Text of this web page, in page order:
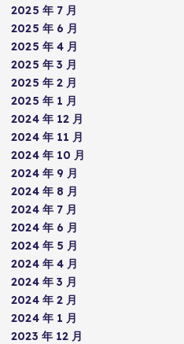
2025 年 7 月
2025 年 6 月
2025 年 4 月
2025 年 3 月
2025 年 2 月
2025 年 1 月
2024 年 12 月
2024 年 11 月
2024 年 10 月
2024 年 9 月
2024 年 8 月
2024 年 7 月
2024 年 6 月
2024 年 5 月
2024 年 4 月
2024 年 3 月
2024 年 2 月
2024 年 1 月
2023 年 12 月